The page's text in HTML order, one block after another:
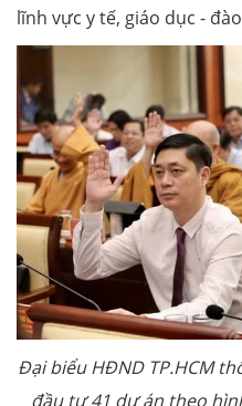
lĩnh vực y tế, giáo dục -
Đại biểu HĐND TP.HCM
đầu tư 41 dự án theo